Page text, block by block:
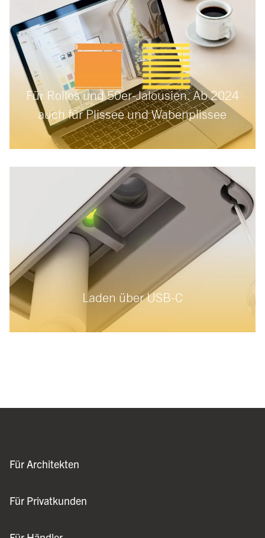
Für Rollos und 50er-Jalousien. Ab 2024
auch für Plissee und Wabenplissee
Laden über USB-C
Für Architekten
Für Privatkunden